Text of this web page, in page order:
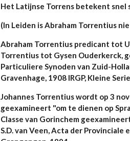
Het Latijnse Torrens betekent snel
(In Leiden is Abraham Torrentius
Abraham Torrentius predicant tot
Torrentius tot Gysen Ouderkerck,
Particuliere Synoden van Zuid-
Gravenhage, 1908 IRGP, Kleine
Johannes Torrentius wordt op 3
geexamineert "om te dienen op
Classe van Gorinchem
S.D. van Veen, Acta der Provinciale